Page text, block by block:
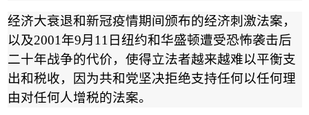
经济大衰退和新冠疫情期间颁布的经济刺激法案，
以及2001年9月 11 日纽约和华盛顿遭受恐怖袭击后
二十年战争的代价，使得立法者越来越难以平衡支
出和税收，因为共和党坚决拒绝支持任何以任何理
由对任何人增税的法案。